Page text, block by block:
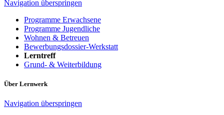
Navigation überspringen
Programme Erwachsene
Programme Jugendliche
Wohnen & Betreuen
Bewerbungsdossier-Werkstatt
Lerntreff
Grund- & Weiterbildung
Über Lernwerk
Navigation überspringen